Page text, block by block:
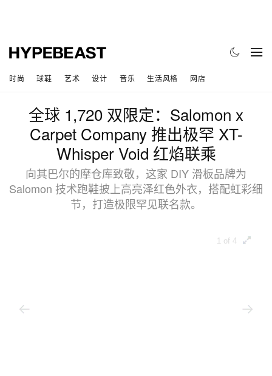
时尚 球鞋 艺术 设计 音乐 生活风格 网店
全球 1,720 双限定：Salomon x
Carpet Company 推出极罕 XT-
Whisper Void 红焰联乘
向其巴尔的摩仓库致敬，这家 DIY 滑板品牌为
Salomon 技术跑鞋披上高亮泽红色外衣，搭配虹彩细
节，打造极限罕见联名款。
1 of 4